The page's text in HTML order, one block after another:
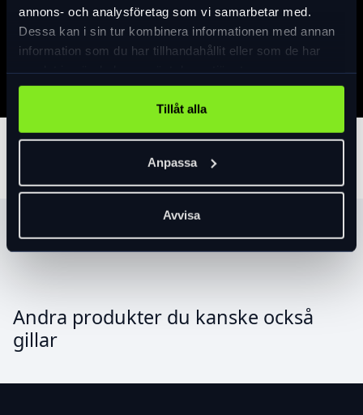
annons- och analysföretag som vi samarbetar med.
Dessa kan i sin tur kombinera informationen med annan
information som du har tillhandahållit eller som de har
Tillåt alla
Anpassa
Avvisa
Specifikation
Produktrekommendationer
Andra produkter du kanske också
gillar